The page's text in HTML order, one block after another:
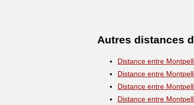
Autres distances
Distance entre
Distance entre
Distance entre
Distance entre